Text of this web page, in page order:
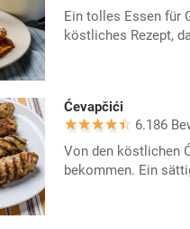
Ein tolles Essen für
köstliches Rezept,
Ćevapčići
6.186
Von den köstlichen
bekommen. Ein